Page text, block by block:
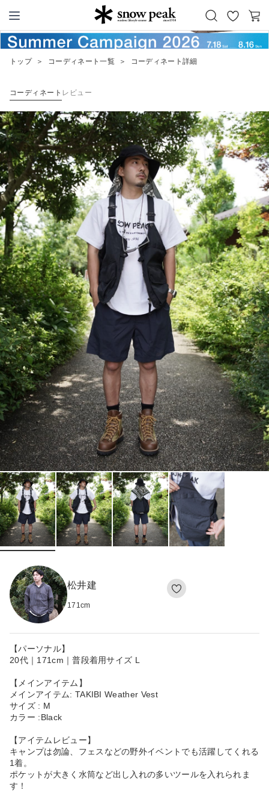
Snow Peak
お
カ
ー
トップ ＞ コーディネート一覧 ＞ コーディネート詳細
コーディネート レビュー
松井建
171cm
【パーソナル】
20代｜171cm｜普段着用サイズ L
【メインアイテム】
メインアイテム: TAKIBI Weather Vest
サイズ : M
カラー :Black
【アイテムレビュー】
キャンプは勿論、フェスなどの野外イベントでも活躍してくれる
1着。
ポケットが大きく水筒など出し入れの多いツールを入れられま
す！